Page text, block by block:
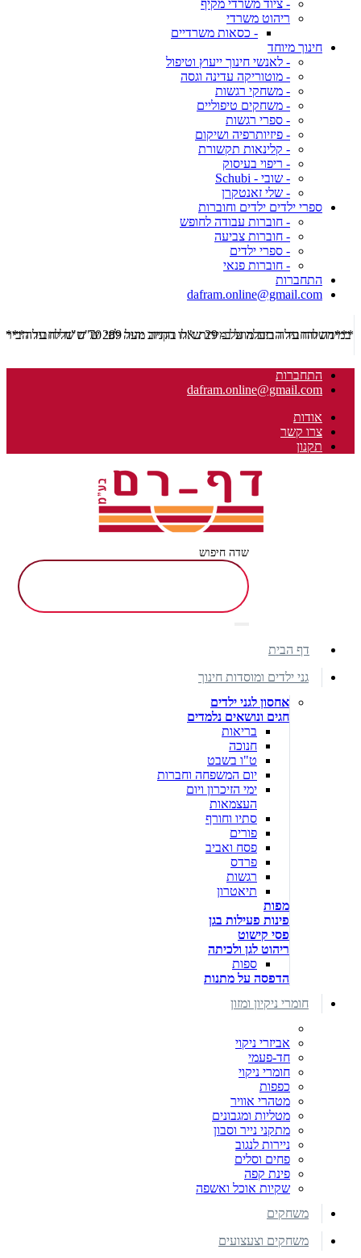
- ציוד משרדי מקיף
ריהוט משרדי
- כסאות משרדיים
חינוך מיוחד
- לאנשי חינוך ייעוץ וטיפול
- מוטוריקה עדינה וגסה
- משחקי רגשות
- משחקים טיפוליים
- ספרי רגשות
- פיזיותרפיה ושיקום
- קלינאות תקשורת
- ריפוי בעיסוק
- שובי - Schubi
- שלי זאנטקרן
ספרי ילדים ילדים וחוברות
- חוברות עבודה לחופש
- חוברות צביעה
- ספרי ילדים
- חוברות פנאי
התחברות
dafram.online@gmail.com
***משלוח עד הבית מוזל ב- 29 ש"ח בקניה מעל 289 ש"ח שליח עד הבית ***
התחברות
dafram.online@gmail.com
אודות
צרו קשר
תקנון
שדה חיפוש
דף הבית
גני ילדים ומוסדות חינוך
אחסון לגני ילדים
חגים ונושאים נלמדים
בריאות
חנוכה
ט"ו בשבט
יום המשפחה וחברות
ימי הזיכרון ויום
העצמאות
סתיו וחורף
פורים
פסח ואביב
פרדס
רגשות
תיאטרון
מפות
פינות פעילות בגן
פסי קישוט
ריהוט לגן ולכיתה
ספות
הדפסה על מתנות
חומרי ניקיון ומזון
אביזרי ניקוי
חד-פעמי
חומרי ניקוי
כפפות
מטהרי אוויר
מטליות ומגבונים
מתקני נייר וסבון
ניירות לנגוב
פחים וסלים
פינת קפה
שקיות אוכל ואשפה
משחקים
משחקים וצעצועים